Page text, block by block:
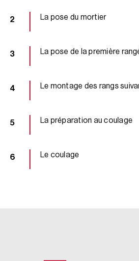
La pose du mortier
La pose de la première
Le montage des rangs
La préparation au coulage
Le coulage